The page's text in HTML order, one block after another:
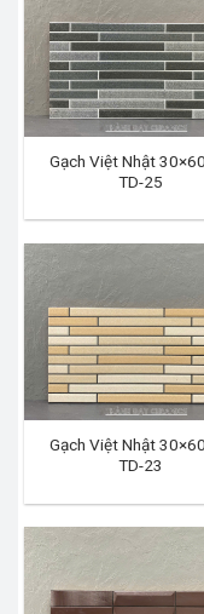
Gạch Việt Nhật
TD-25
Gạch Việt Nhật
TD-23